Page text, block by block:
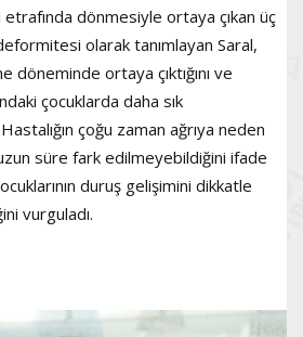
etrafında dönmesiyle ortaya çıkan üç
olarak tanımlayan Saral,
döneminde ortaya çıktığını ve
çocuklarda daha sık
çoğu zaman ağrıya neden
süre fark edilmeyebildiğini ifade
duruş gelişimini dikkatle
vurguladı.